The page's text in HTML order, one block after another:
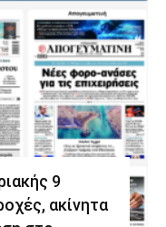
9
ακίνητα